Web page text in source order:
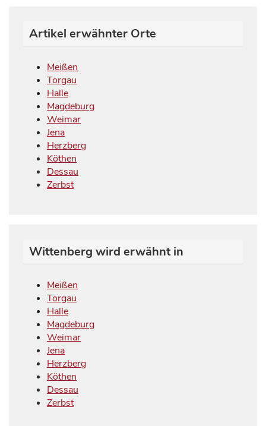
Artikel erwähnter Orte
Meißen
Torgau
Halle
Magdeburg
Weimar
Jena
Herzberg
Köthen
Dessau
Zerbst
Wittenberg wird erwähnt in
Meißen
Torgau
Halle
Magdeburg
Weimar
Jena
Herzberg
Köthen
Dessau
Zerbst